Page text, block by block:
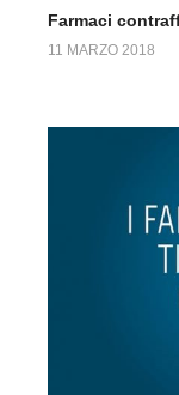
Farmaci
11 MARZO 2018